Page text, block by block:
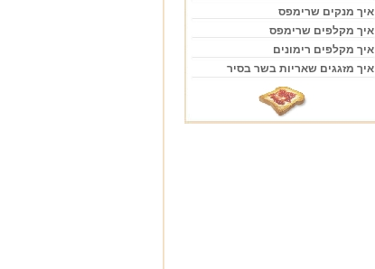
איך מנקים שרימפס
איך מקלפים שרימפס
איך מקלפים רימונים
איך מזגגים שאריות בשר בסיר